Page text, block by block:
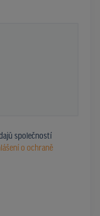
společností
o ochraně